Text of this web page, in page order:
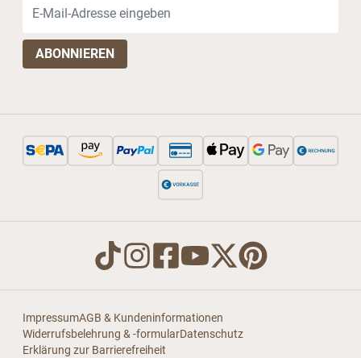
ImpressumAGB & Kundeninformationen
Widerrufsbelehrung & -formularDatenschutz
Erklärung zur Barrierefreiheit